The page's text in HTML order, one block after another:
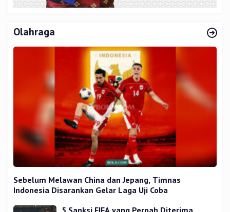
Olahraga
Sebelum Melawan China dan Jepang, Timnas
Indonesia Disarankan Gelar Laga Uji Coba